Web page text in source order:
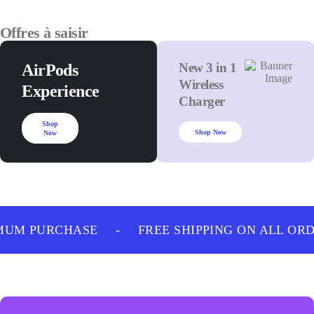
Offres à saisir
AirPods
Experience
Shop
Now
New 3 in 1
Wireless
Charger
Shop Now
PURCHASE - FREE SHIPPING ON ALL